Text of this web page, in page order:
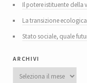
Il potere istituente della
La transizione
Stato sociale, quale
archivi
Archivi